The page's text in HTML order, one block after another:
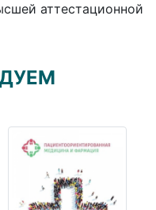
аттестационной